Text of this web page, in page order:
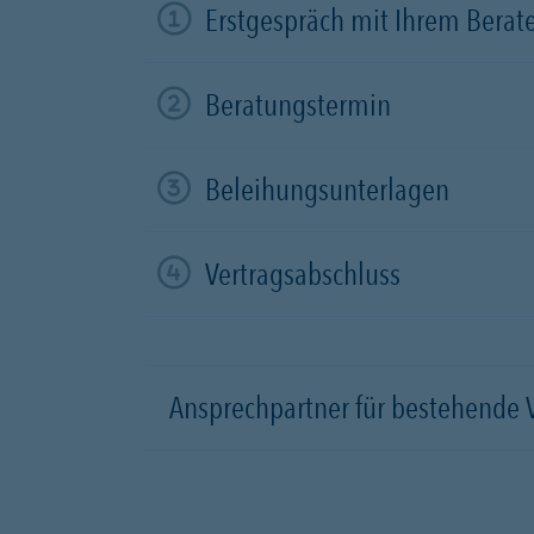
Erstgespräch mit Ihrem
Beratungstermin
Beleihungsunterlagen
Vertragsabschluss
Ansprechpartner für bestehende